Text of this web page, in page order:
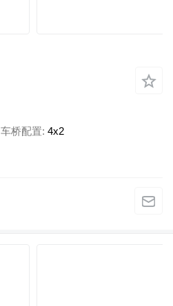
车桥配置 4x2